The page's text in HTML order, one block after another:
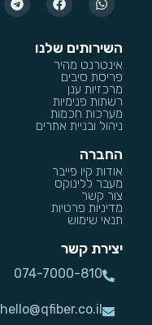
השירותים שלנו
אינטרנט מהיר
פריסת סיבים
מרכזיות ענן
רשתות פנימיות
מערכות חכמות
ניהול ובניית אתרים
החברה
אודות קיו פייבר
מעבר ללינוקס
צור קשר
מדיניות פרטיות
תנאי שימוש
יצירת קשר
074-7000-810
hello@qfiber.co.il